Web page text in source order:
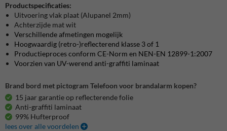
Productspecificaties:
Uitvoering vlak plaat (Alupanel 2mm)
Achterzijde mat wit
Verschillende afmetingen mogelijk
Hoogwaardig (retro-)reflecterend klasse 3 of 1
Productieproces conform CE-Norm en NEN-EN 12899-1:2007
Voorzien van UV-werend anti-graffiti laminaat
Brand bord met pictogram Telefoon voor brandalarm kopen?
15 jaar garantie op reflecterende folie
Anti-graffiti laminaat
99% Hufterproof
lees over alle voordelen